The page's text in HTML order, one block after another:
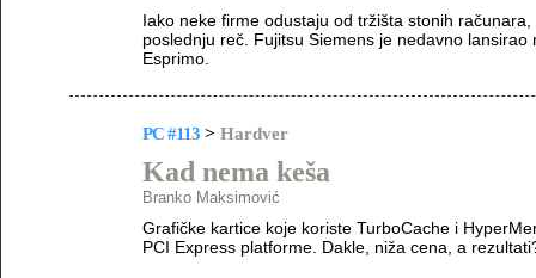
Iako neke firme odustaju od tržišta stonih
poslednju reč. Fujitsu Siemens je nedavno
Esprimo.
PC #113 > Hardver
Kad nema keša
Branko Maksimović
Grafičke kartice koje koriste TurboCache i
PCI Express platforme. Dakle, niža cena, a